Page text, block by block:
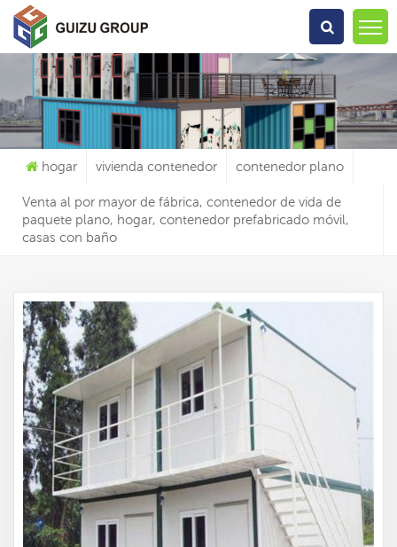
Qué Estás Buscando?
hogar vivienda contenedor contenedor plano
Venta al por mayor de fábrica, contenedor de vida de
paquete plano, hogar, contenedor prefabricado móvil,
casas con baño